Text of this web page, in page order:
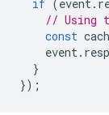
if (event.
// Using
const
event.
}
});